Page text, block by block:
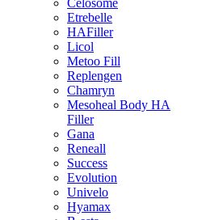
Celosome
Etrebelle
HAFiller
Licol
Metoo Fill
Replengen
Chamryn
Mesoheal Body HA
Filler
Gana
Reneall
Success
Evolution
Univelo
Hyamax